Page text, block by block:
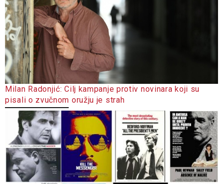
Milan Radonjić: Cilj kampanje protiv novinara koji su
pisali o zvučnom oružju je strah